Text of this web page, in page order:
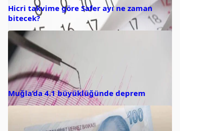
Hicri takvime göre Safer ayı ne zaman
bitecek?
Muğla’da 4.1 büyüklüğünde deprem